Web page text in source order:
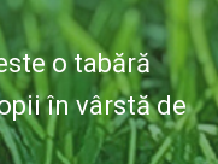
o tabără
în vârstă de